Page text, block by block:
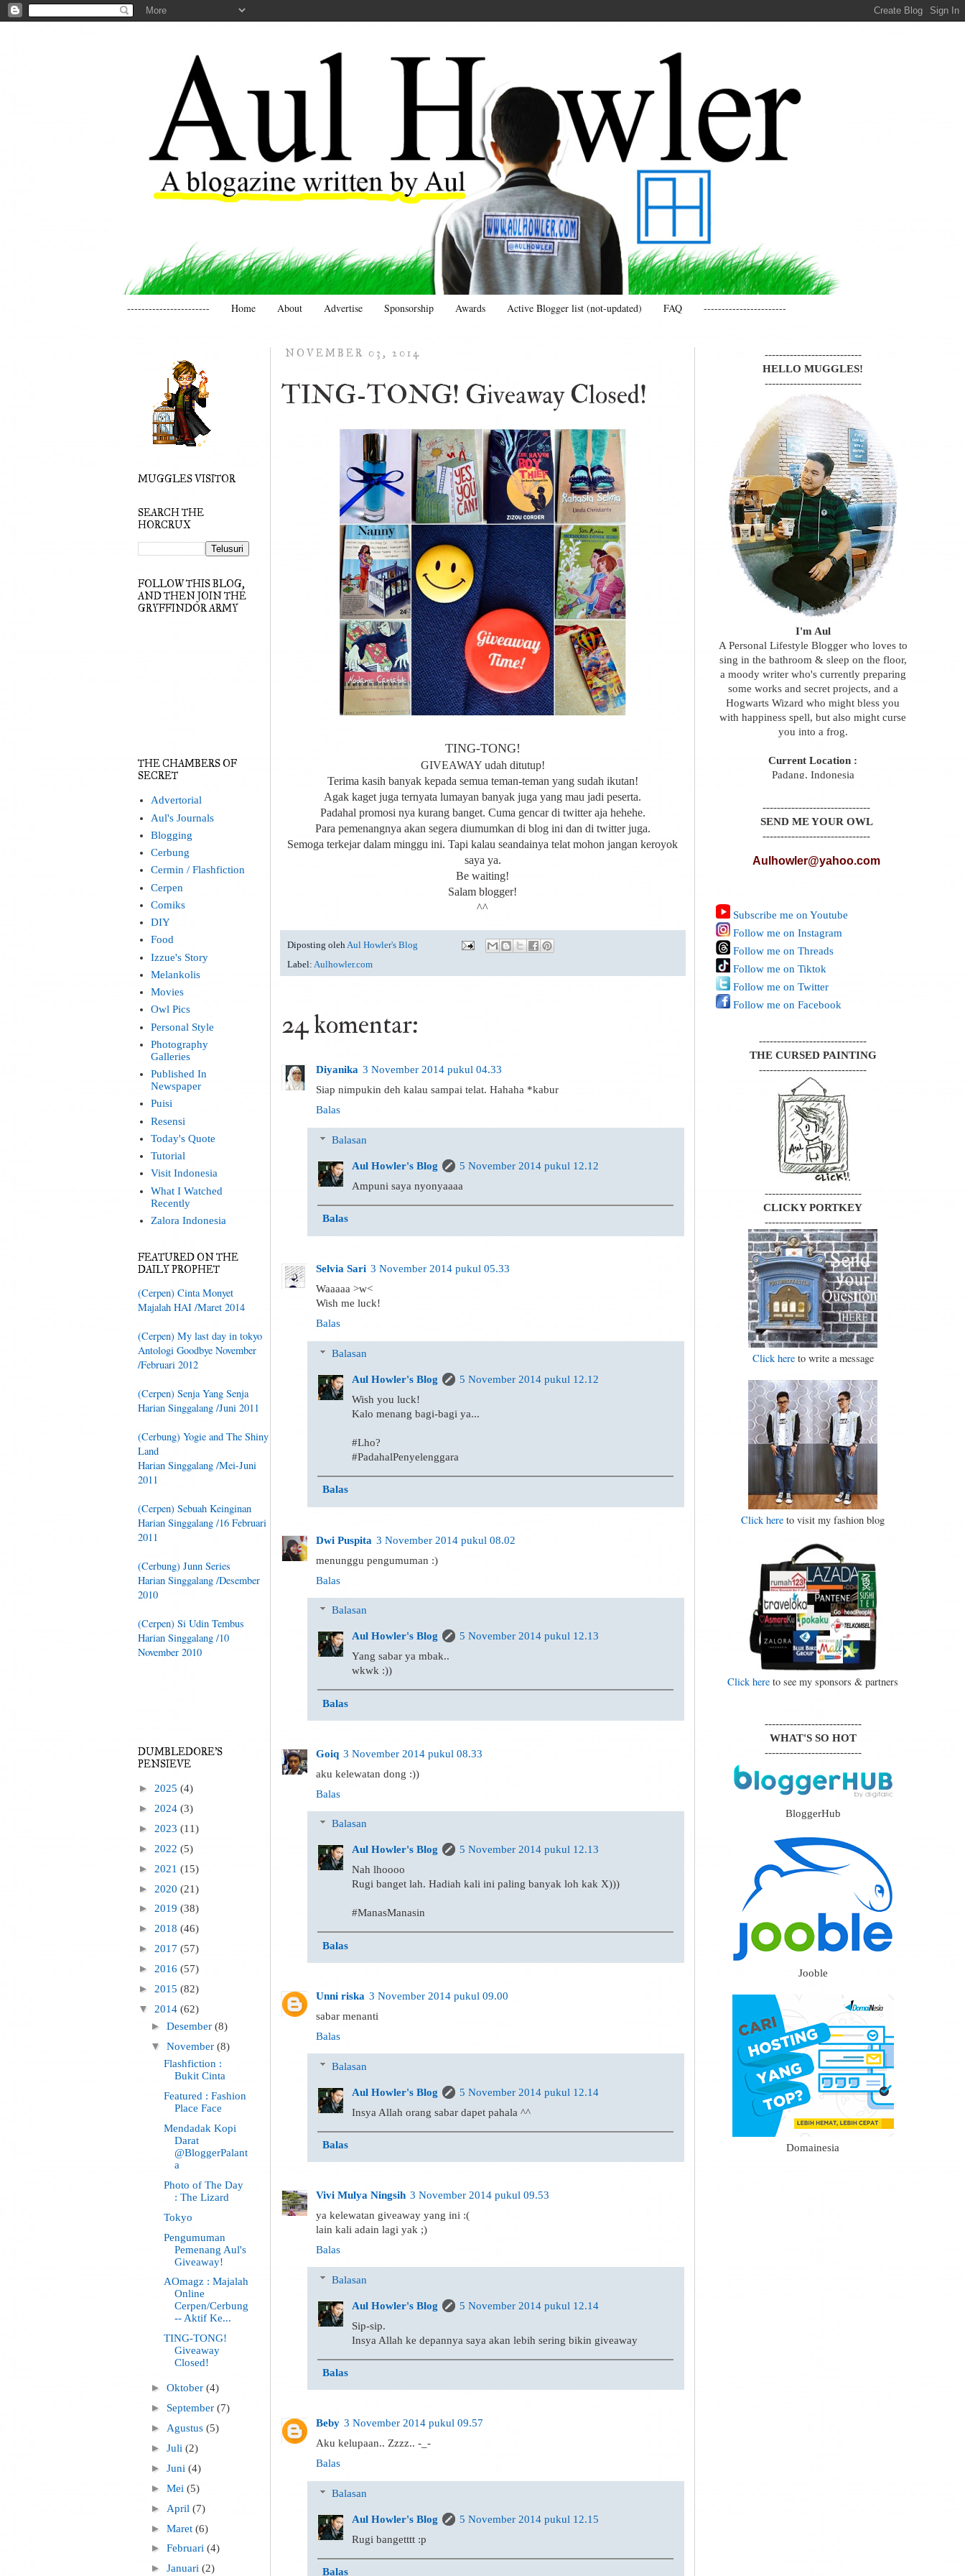
----------------------- Home About Advertise Sponsorship Awards Active Blogger list (not-updated) FAQ -----------------------
NOVEMBER 03, 2014
TING-TONG! Giveaway Closed!
TING-TONG!
GIVEAWAY udah ditutup!
Terima kasih banyak kepada semua teman-teman yang sudah ikutan!
Agak kaget juga ternyata lumayan banyak juga yang mau jadi peserta.
Padahal promosi nya kurang banget. Cuma gencar di twitter aja hehehe.
Para pemenangnya akan segera diumumkan di blog ini dan di twitter juga.
Semoga terkejar dalam minggu ini. Tapi kalau seandainya telat mohon jangan keroyok
saya ya.
Be waiting!
Salam blogger!
^^
Diposting oleh Aul Howler's Blog
Label: Aulhowler.com
24 komentar:
Diyanika 3 November 2014 pukul 04.33
Siap nimpukin deh kalau sampai telat. Hahaha *kabur
Balas
Balasan
Aul Howler's Blog
5 November 2014 pukul 12.12
Ampuni saya nyonyaaaa
Balas
Selvia Sari 3 November 2014 pukul 05.33
Waaaaa >w<
Wish me luck!
Balas
Balasan
Aul Howler's Blog
5 November 2014 pukul 12.12
Wish you luck!
Kalo menang bagi-bagi ya...
#Lho?
#PadahalPenyelenggara
Balas
Dwi Puspita 3 November 2014 pukul 08.02
menunggu pengumuman :)
Balas
Balasan
Aul Howler's Blog
5 November 2014 pukul 12.13
Yang sabar ya mbak..
wkwk :))
Balas
Goiq 3 November 2014 pukul 08.33
aku kelewatan dong :))
Balas
Balasan
Aul Howler's Blog
5 November 2014 pukul 12.13
Nah lhoooo
Rugi banget lah. Hadiah kali ini paling banyak loh kak X)))
#ManasManasin
Balas
Unni riska 3 November 2014 pukul 09.00
sabar menanti
Balas
Balasan
Aul Howler's Blog
5 November 2014 pukul 12.14
Insya Allah orang sabar dapet pahala ^^
Balas
Vivi Mulya Ningsih 3 November 2014 pukul 09.53
ya kelewatan giveaway yang ini :(
lain kali adain lagi yak ;)
Balas
Balasan
Aul Howler's Blog
5 November 2014 pukul 12.14
Sip-sip.
Insya Allah ke depannya saya akan lebih sering bikin giveaway
Balas
Beby 3 November 2014 pukul 09.57
Aku kelupaan.. Zzzz.. -_-
Balas
Balasan
Aul Howler's Blog
5 November 2014 pukul 12.15
Rugi bangetttt :p
Balas
MUGGLES VISITOR
SEARCH THE
HORCRUX
FOLLOW THIS BLOG,
AND THEN JOIN THE
GRYFFINDOR ARMY
THE CHAMBERS OF
SECRET
Advertorial
Aul's Journals
Blogging
Cerbung
Cermin / Flashfiction
Cerpen
Comiks
DIY
Food
Izzue's Story
Melankolis
Movies
Owl Pics
Personal Style
Photography
Galleries
Published In
Newspaper
Puisi
Resensi
Today's Quote
Tutorial
Visit Indonesia
What I Watched
Recently
Zalora Indonesia
FEATURED ON THE
DAILY PROPHET
(Cerpen) Cinta Monyet
Majalah HAI /Maret 2014
(Cerpen) My last day in tokyo
Antologi Goodbye November
/Februari 2012
(Cerpen) Senja Yang Senja
Harian Singgalang /Juni 2011
(Cerbung) Yogie and The Shiny
Land
Harian Singgalang /Mei-Juni
2011
(Cerpen) Sebuah Keinginan
Harian Singgalang /16 Februari
2011
(Cerbung) Junn Series
Harian Singgalang /Desember
2010
(Cerpen) Si Udin Tembus
Harian Singgalang /10
November 2010
DUMBLEDORE'S
PENSIEVE
► 2025 (4)
► 2024 (3)
► 2023 (11)
► 2022 (5)
► 2021 (15)
► 2020 (21)
► 2019 (38)
► 2018 (46)
► 2017 (57)
► 2016 (57)
► 2015 (82)
▼ 2014 (62)
►Desember(8)
▼November(8)
Flashfiction :
Bukit Cinta
Featured : Fashion
Place Face
Mendadak Kopi
Darat
@BloggerPalant
a
Photo of The Day
: The Lizard
Tokyo
Pengumuman
Pemenang Aul's
Giveaway!
AOmagz : Majalah
Online
Cerpen/Cerbung
-- Aktif Ke...
TING-TONG!
Giveaway
Closed!
►Oktober(4)
► September(7)
► Agustus(5)
►Juli(2)
►Juni(4)
►Mei(5)
► April(7)
►Maret(6)
►Februari(4)
►Januari(2)
---------------------------
HELLO MUGGLES!
---------------------------
I'm Aul
A Personal Lifestyle Blogger who loves to
sing in the bathroom & sleep on the floor,
a moody writer who's currently preparing
some works and secret projects, and a
Hogwarts Wizard who might bless you
with happiness spell, but also might curse
you into a frog.
Current Location :
Padang, Indonesia
------------------------------
SEND ME YOUR OWL
------------------------------
Aulhowler@yahoo.com
Subscribe me on Youtube
Follow me on Instagram
Follow me on Threads
Follow me on Tiktok
Follow me on Twitter
Follow me on Facebook
------------------------------
THE CURSED PAINTING
------------------------------
---------------------------
CLICKY PORTKEY
---------------------------
Click hereto write a message
Click here to visit my fashion blog
Click here to see my sponsors & partners
---------------------------
WHAT'S SO HOT
---------------------------
BloggerHub
Jooble
Domainesia